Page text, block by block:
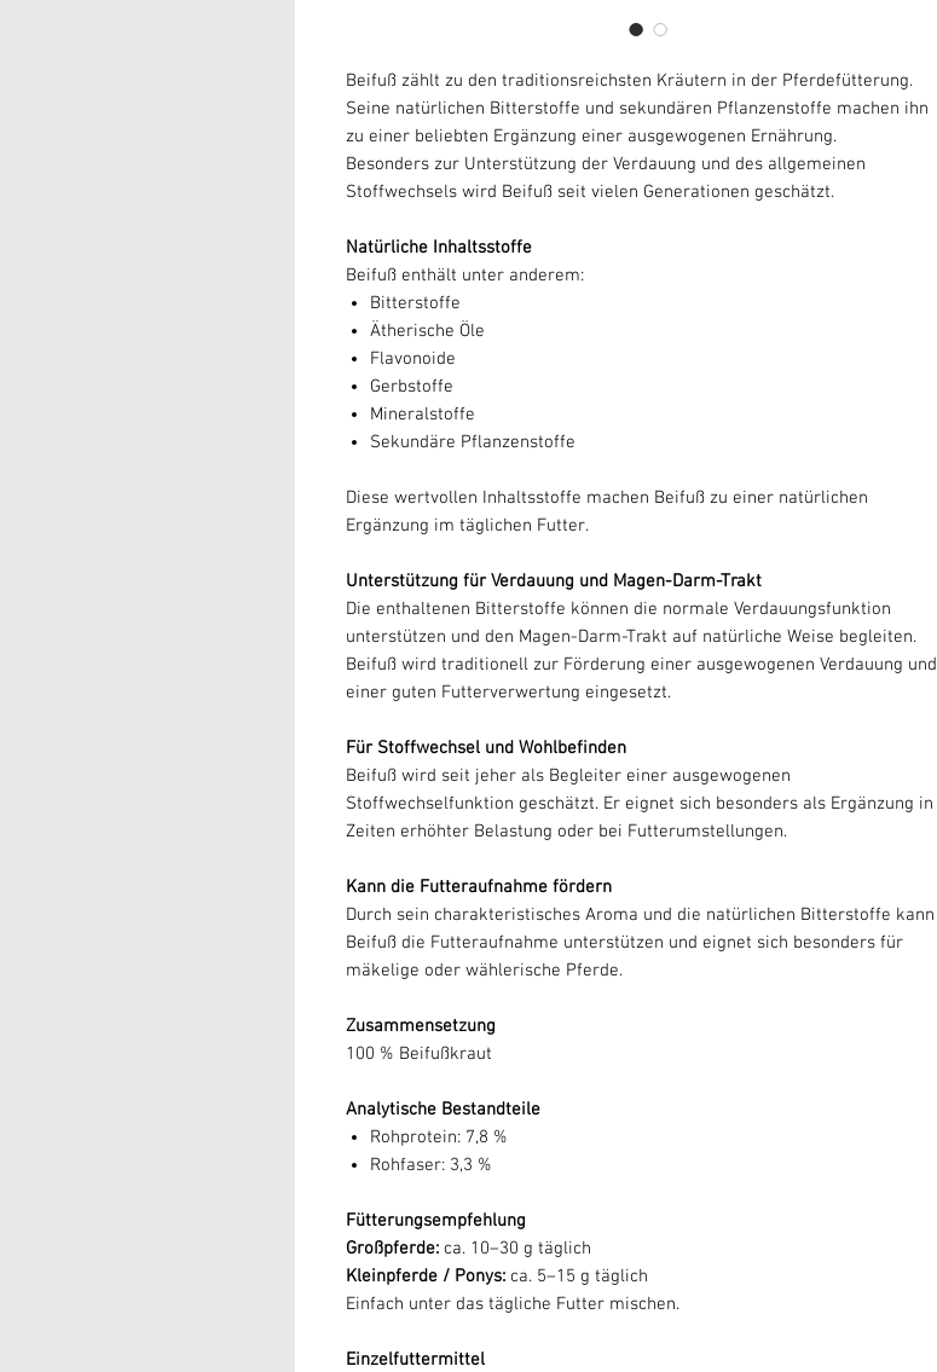
Beifuß zählt zu den traditionsreichsten Kräutern in der Pferdefütterung.
Seine natürlichen Bitterstoffe und sekundären Pflanzenstoffe machen ihn
zu einer beliebten Ergänzung einer ausgewogenen Ernährung.
Besonders zur Unterstützung der Verdauung und des allgemeinen
Stoffwechsels wird Beifuß seit vielen Generationen geschätzt.
Natürliche Inhaltsstoffe
Beifuß enthält unter anderem:
Bitterstoffe
Ätherische Öle
Flavonoide
Gerbstoffe
Mineralstoffe
Sekundäre Pflanzenstoffe
Diese wertvollen Inhaltsstoffe machen Beifuß zu einer natürlichen
Ergänzung im täglichen Futter.
Unterstützung für Verdauung und Magen-Darm-Trakt
Die enthaltenen Bitterstoffe können die normale Verdauungsfunktion
unterstützen und den Magen-Darm-Trakt auf natürliche Weise begleiten.
Beifuß wird traditionell zur Förderung einer ausgewogenen Verdauung und
einer guten Futterverwertung eingesetzt.
Für Stoffwechsel und Wohlbefinden
Beifuß wird seit jeher als Begleiter einer ausgewogenen
Stoffwechselfunktion geschätzt. Er eignet sich besonders als Ergänzung in
Zeiten erhöhter Belastung oder bei Futterumstellungen.
Kann die Futteraufnahme fördern
Durch sein charakteristisches Aroma und die natürlichen Bitterstoffe kann
Beifuß die Futteraufnahme unterstützen und eignet sich besonders für
mäkelige oder wählerische Pferde.
Zusammensetzung
100 % Beifußkraut
Analytische Bestandteile
Rohprotein: 7,8 %
Rohfaser: 3,3 %
Fütterungsempfehlung
Großpferde: ca. 10–30 g täglich
Kleinpferde / Ponys: ca. 5–15 g täglich
Einfach unter das tägliche Futter mischen.
Einzelfuttermittel